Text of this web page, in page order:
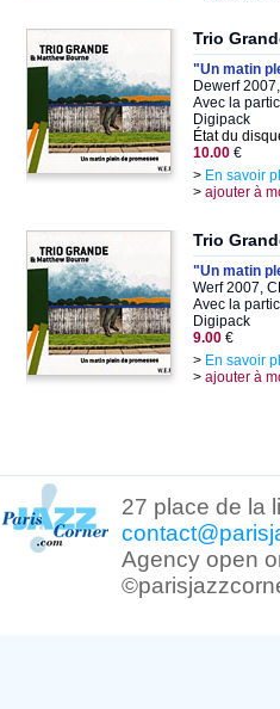
Trio
"Un matin
Dewerf
Avec la
Digipack
État du
10.00 €
> En savoir
> ajouter à
Trio
"Un matin
Werf 2007,
Avec la
Digipack
9.00 €
> En savoir
> ajouter à
27 place de la
Agency open